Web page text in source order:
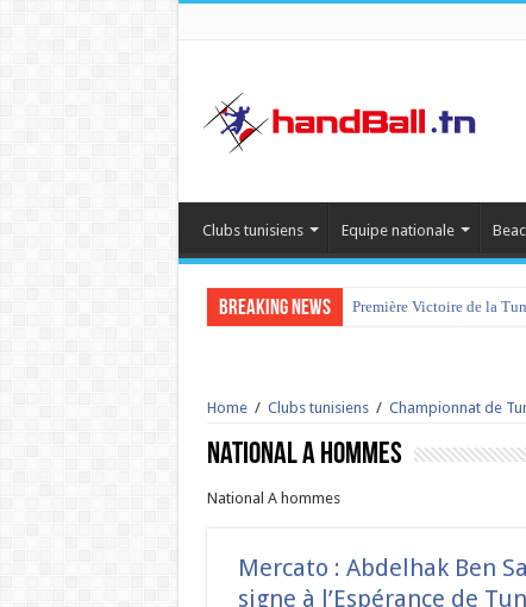
Clubs tunisiens Equipe nationale
Breaking News Première Victoire de la
Home / Clubs tunisiens / Championnat de
National A hommes
National A hommes
Mercato : Abdelhak Ben
signe à l’Espérance de